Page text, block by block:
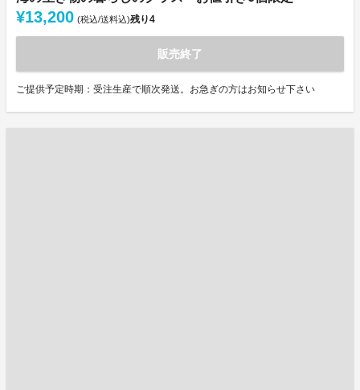
¥13,200 (税込/送料込)残り4
販売終了
ご提供予定時期：受注生産で順次発送。お急ぎの方はお知らせ下さい